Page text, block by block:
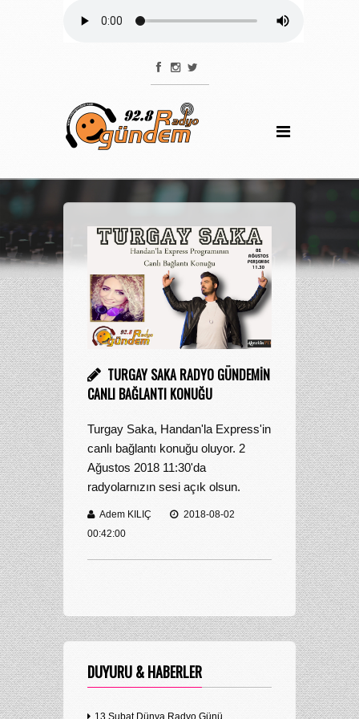
TURGAY SAKA RADYO GÜNDEMIN
CANLI BAĞLANTI KONUĞU
Turgay Saka, Handan'la Express'in
canlı bağlantı konuğu oluyor. 2
Ağustos 2018 11:30'da
radyolarnızın sesi açık olsun.
Adem KILIÇ
2018-08-02
00:42:00
DUYURU & HABERLER
13 Şubat Dünya Radyo Günü